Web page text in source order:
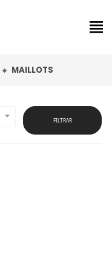
MAILLOTS
 FILTRAR